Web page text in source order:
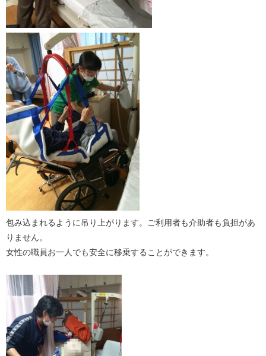
包み込まれるように吊り上がります。ご利用者も介助者も負担があ
りません。
女性の職員お一人でも安全に移乗することができます。